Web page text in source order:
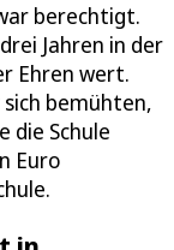
berechtigt.
Jahren in der
Ehren wert.
bemühten,
die Schule
Euro